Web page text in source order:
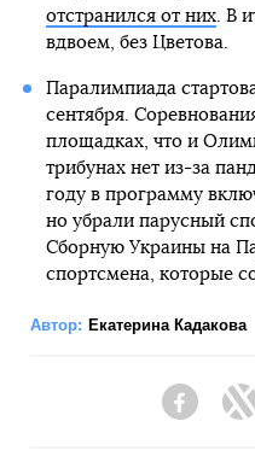
отстранился от них. В
вдвоем, без Цветова.
Паралимпиада
сентября.
площадках, что и
трибунах нет из-за
году в программу
но убрали парусный
Сборную Украины на
спортсмена, которые
Автор: Екатерина Кадакова